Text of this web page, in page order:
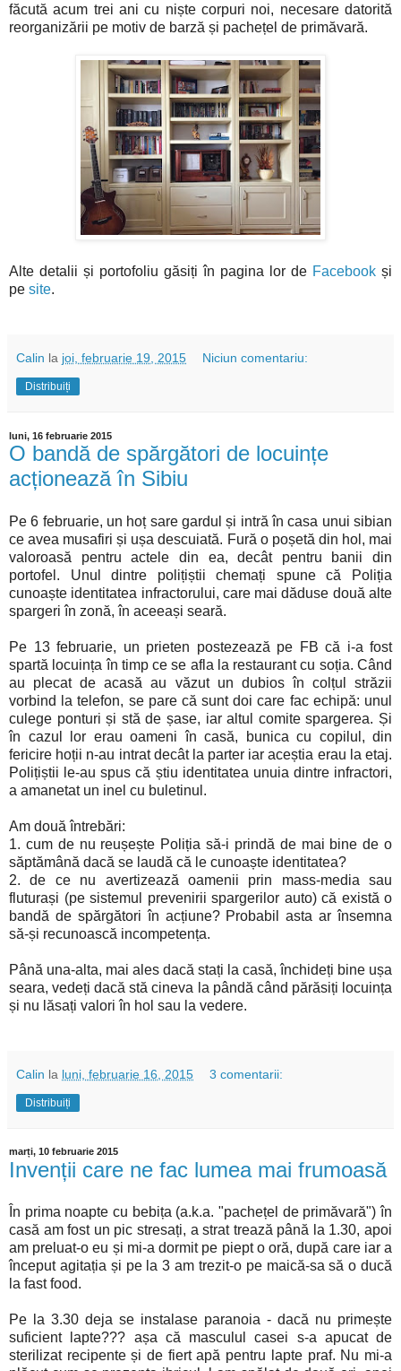
făcută acum trei ani cu niște corpuri noi, necesare datorită
reorganizării pe motiv de barză și pachețel de primăvară.
Alte detalii și portofoliu găsiți în pagina lor de Facebook și
pe site.
Calin la joi, februarie 19, 2015 Niciun comentariu:
Distribuiți
luni, 16 februarie 2015
O bandă de spărgători de locuințe
acționează în Sibiu
Pe 6 februarie, un hoț sare gardul și intră în casa unui sibian
ce avea musafiri și ușa descuiată. Fură o poșetă din hol, mai
valoroasă pentru actele din ea, decât pentru banii din
portofel. Unul dintre polițiștii chemați spune că Poliția
cunoaște identitatea infractorului, care mai dăduse două alte
spargeri în zonă, în aceeași seară.
Pe 13 februarie, un prieten postezează pe FB că i-a fost
spartă locuința în timp ce se afla la restaurant cu soția. Când
au plecat de acasă au văzut un dubios în colțul străzii
vorbind la telefon, se pare că sunt doi care fac echipă: unul
culege ponturi și stă de șase, iar altul comite spargerea. Și
în cazul lor erau oameni în casă, bunica cu copilul, din
fericire hoții n-au intrat decât la parter iar aceștia erau la etaj.
Polițiștii le-au spus că știu identitatea unuia dintre infractori,
a amanetat un inel cu buletinul.
Am două întrebări:
1. cum de nu reușește Poliția să-i prindă de mai bine de o
săptămână dacă se laudă că le cunoaște identitatea?
2. de ce nu avertizează oamenii prin mass-media sau
fluturași (pe sistemul prevenirii spargerilor auto) că există o
bandă de spărgători în acțiune? Probabil asta ar însemna
să-și recunoască incompetența.
Până una-alta, mai ales dacă stați la casă, închideți bine ușa
seara, vedeți dacă stă cineva la pândă când părăsiți locuința
și nu lăsați valori în hol sau la vedere.
Calin la luni, februarie 16, 2015 3 comentarii:
Distribuiți
marți, 10 februarie 2015
Invenții care ne fac lumea mai frumoasă
În prima noapte cu bebița (a.k.a. "pachețel de primăvară") în
casă am fost un pic stresați, a strat trează până la 1.30, apoi
am preluat-o eu și mi-a dormit pe piept o oră, după care iar a
început agitația și pe la 3 am trezit-o pe maică-sa să o ducă
la fast food.
Pe la 3.30 deja se instalase paranoia - dacă nu primește
suficient lapte??? așa că masculul casei s-a apucat de
sterilizat recipente și de fiert apă pentru lapte praf. Nu mi-a